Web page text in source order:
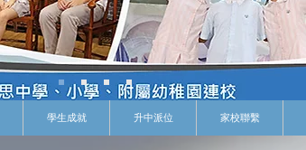
學生成就 升中派位 家校聯繫